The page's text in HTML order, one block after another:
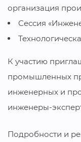
организация
Сессия
К участию
промышленных
инженерных и
инженеры-
Подробности и